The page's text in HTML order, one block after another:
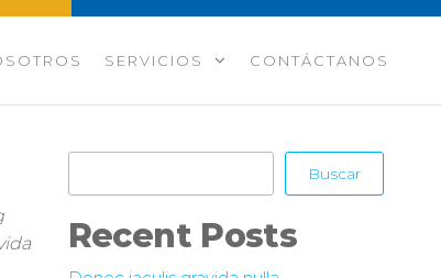
SERVICIOS CONTÁCTANOS
Buscar
Recent Posts